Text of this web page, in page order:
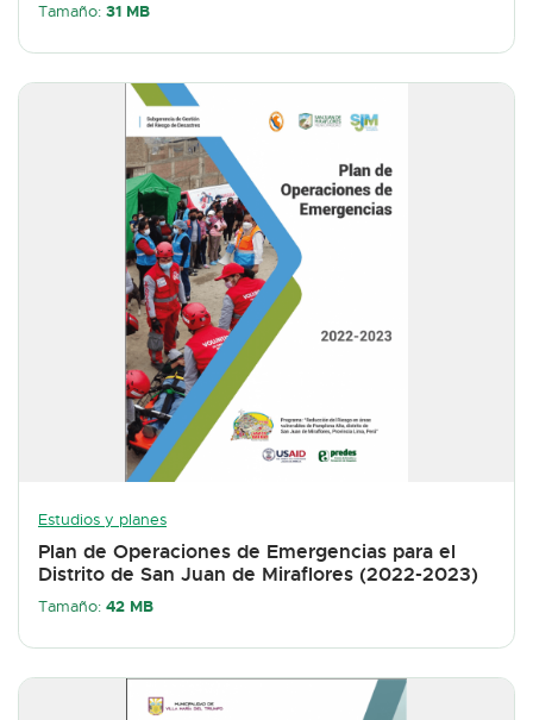
Tamaño: 31 MB
Estudios y planes
Plan de Operaciones de Emergencias para el
Distrito de San Juan de Miraflores (2022-2023)
Tamaño: 42 MB